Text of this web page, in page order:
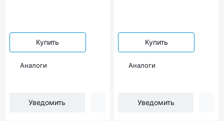
Купить
Аналоги
Уведомить
Купить
Аналоги
Уведомить